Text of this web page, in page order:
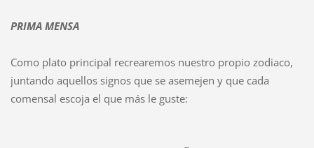
PRIMA MENSA
Como plato principal recrearemos nuestro propio zodiaco,
juntando aquellos signos que se asemejen y que cada
comensal escoja el que más le guste: